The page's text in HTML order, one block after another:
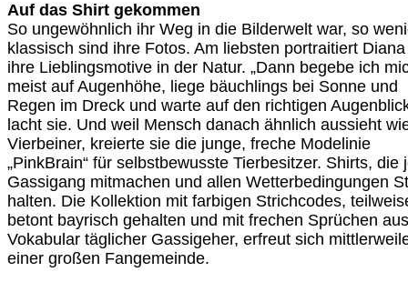
Auf das Shirt gekommen
So ungewöhnlich ihr Weg in die Bilderwelt war, so
klassisch sind ihre Fotos. Am liebsten portraitiert
ihre Lieblingsmotive in der Natur. „Dann begebe ich
meist auf Augenhöhe, liege bäuchlings bei Sonne und
Regen im Dreck und warte auf den richtigen
lacht sie. Und weil Mensch danach ähnlich aussieht
Vierbeiner, kreierte sie die junge, freche Modelinie
„PinkBrain“ für selbstbewusste Tierbesitzer. Shirts, die
Gassigang mitmachen und allen Wetterbedingungen
halten. Die Kollektion mit farbigen Strichcodes,
betont bayrisch gehalten und mit frechen Sprüchen
Vokabular täglicher Gassigeher, erfreut sich
einer großen Fangemeinde.